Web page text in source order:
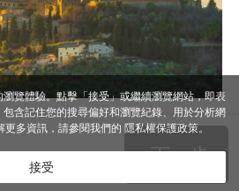
下一步
覽體驗。點擊「接受」或繼續瀏覽網站，即表
含記住您的搜尋偏好和瀏覽紀錄、用於分析網
更多資訊，請參閱我們的 隱私權保護政策。
接受